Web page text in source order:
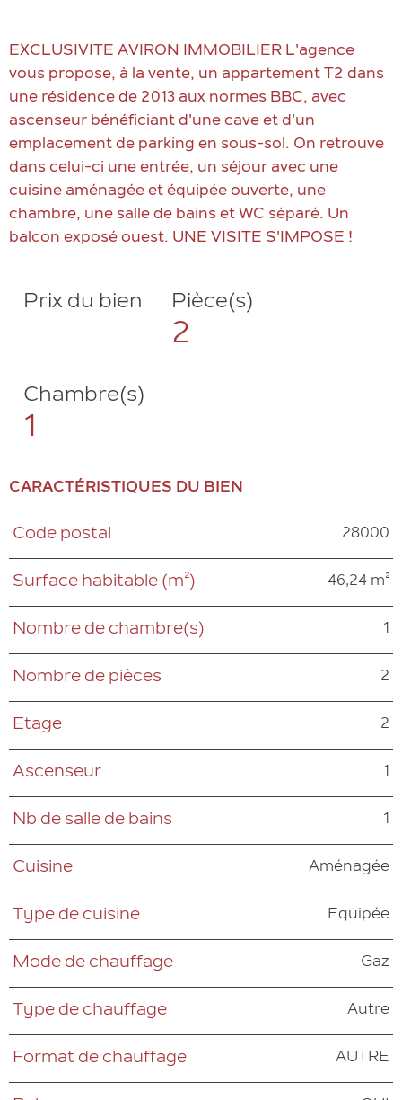
EXCLUSIVITE AVIRON IMMOBILIER L'agence
vous propose, à la vente, un appartement T2 dans
une résidence de 2013 aux normes BBC, avec
ascenseur bénéficiant d'une cave et d'un
emplacement de parking en sous-sol. On retrouve
dans celui-ci une entrée, un séjour avec une
cuisine aménagée et équipée ouverte, une
chambre, une salle de bains et WC séparé. Un
Prix du bien Pièce(s)
2
Chambre(s)
1
CARACTÉRISTIQUES DU BIEN
Caractéristiques
Code postal 28000
Surface habitable (m²) 46,24 m²
Nombre de chambre(s) 1
Nombre de pièces 2
Etage 2
Ascenseur 1
Nb de salle de bains 1
Cuisine Aménagée
Type de cuisine Equipée
Mode de chauffage Gaz
Type de chauffage Autre
Format de chauffage AUTRE